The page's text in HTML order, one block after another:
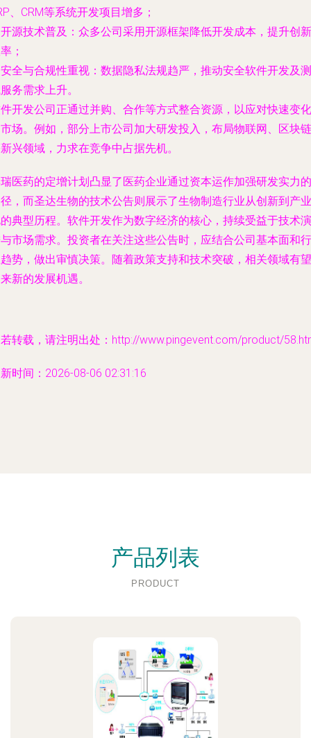
、CRM等系统开发项目增多；
源技术普及：众多公司采用开源框架降低开发成本，提升创新
；
全与合规性重视：数据隐私法规趋严，推动安全软件开发及测
务需求上升。
开发公司正通过并购、合作等方式整合资源，以应对快速变化
场。例如，部分上市公司加大研发投入，布局物联网、区块链
兴领域，力求在竞争中占据先机。
医药的定增计划凸显了医药企业通过资本运作加强研发实力的
，而圣达生物的技术公告则展示了生物制造行业从创新到产业
典型历程。软件开发作为数字经济的核心，持续受益于技术演
市场需求。投资者在关注这些公告时，应结合公司基本面和行
势，做出审慎决策。随着政策支持和技术突破，相关领域有望
新的发展机遇。
转载，请注明出处：http://www.pingevent.com/product/
时间：2026-08-06 02:31:16
产品列表
PRODUCT